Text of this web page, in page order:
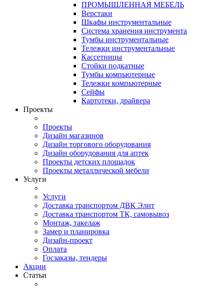
ПРОМЫШЛЕННАЯ МЕБЕЛЬ
Верстаки
Шкафы инструментальные
Система хранения инструмента
Тумбы инструментальные
Тележки инструментальные
Кассетницы
Стойки подкатные
Тумбы компьютерные
Тележки компьютерные
Сейфы
Картотеки, драйвера
Проекты
Проекты
Дизайн магазинов
Дизайн торгового оборудования
Дизайн оборудования для аптек
Проекты детских площадок
Проекты металлической мебели
Услуги
Услуги
Доставка транспортом ДВК Элит
Доставка транспортом ТК, самовывоз
Монтаж, такелаж
Замер и планировка
Дизайн-проект
Оплата
Госзаказы, тендеры
Акции
Статьи